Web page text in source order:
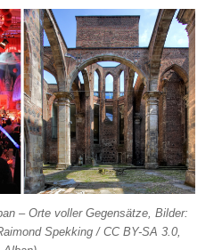
– Orte voller Gegensätze, Bilder:
Spekking / CC BY-SA 3.0,